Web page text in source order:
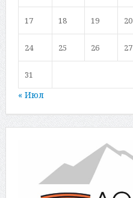
17 18 19 20
24 25 26 27
31
« Июл